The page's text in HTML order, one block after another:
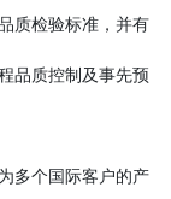
质检验标准，并有
品质控制及事先预
多个国际客户的产